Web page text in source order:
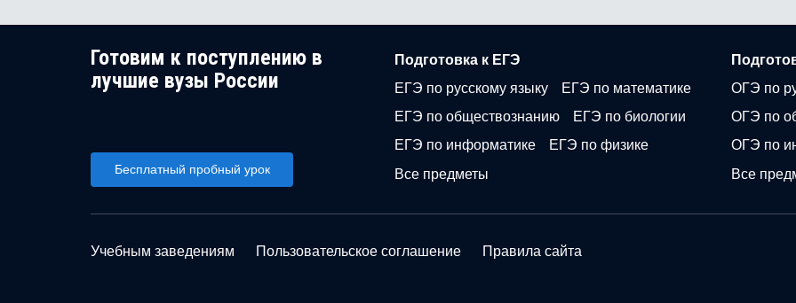
Готовим к поступлению в
лучшие вузы России
Бесплатный пробный урок
Подготовка к ЕГЭ
ЕГЭ по русскому языку
ЕГЭ по математике
ЕГЭ по обществознанию
ЕГЭ по биологии
ЕГЭ по информатике
ЕГЭ по физике
Все предметы
ОГЭ по
ОГЭ по
ОГЭ по
Все
Учебным заведениям Пользовательское соглашение Правила сайта